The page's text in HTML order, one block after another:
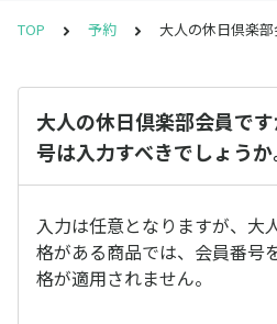
TOP 予約 大人の休日倶楽
大人の休日倶楽部会員で
号は入力すべきでしょうか
入力は任意となりますが、大
格がある商品では、会員番号
格が適用されません。